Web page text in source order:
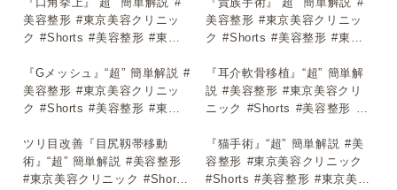
▶
『口角挙上』“超” 簡単解説 #
美容整形 #東京美容クリニッ
ク #Shorts #美容整形 #東京
▶
『貴族手術』“超” 簡単解説 #
美容整形 #東京美容クリニッ
ク #Shorts #美容整形 #東京
▶
『Gメッシュ』“超” 簡単解説 #
美容整形 #東京美容クリニッ
ク #Shorts #美容整形 #東京
▶
『耳介軟骨移植』“超” 簡単解
説 #美容整形 #東京美容クリ
ニック #Shorts #美容整形 #
▶
ツリ目改善『目尻靱帯移動
術』“超” 簡単解説 #美容整形
#東京美容クリニック #Shorts
▶
『猫手術』“超” 簡単解説 #美
容整形 #東京美容クリニック
#Shorts #美容整形 #東京美容